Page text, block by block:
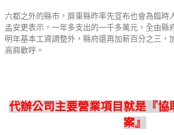
六都之外的縣市，屏東縣昨率先宣布也會為臨時
孟安更表示，一年多支出的一千多萬元，全由縣
明年基本工資調整外，縣府還再加薪百分之三，
高興歡呼。
代辦公司主要營業項目就是『協
案』